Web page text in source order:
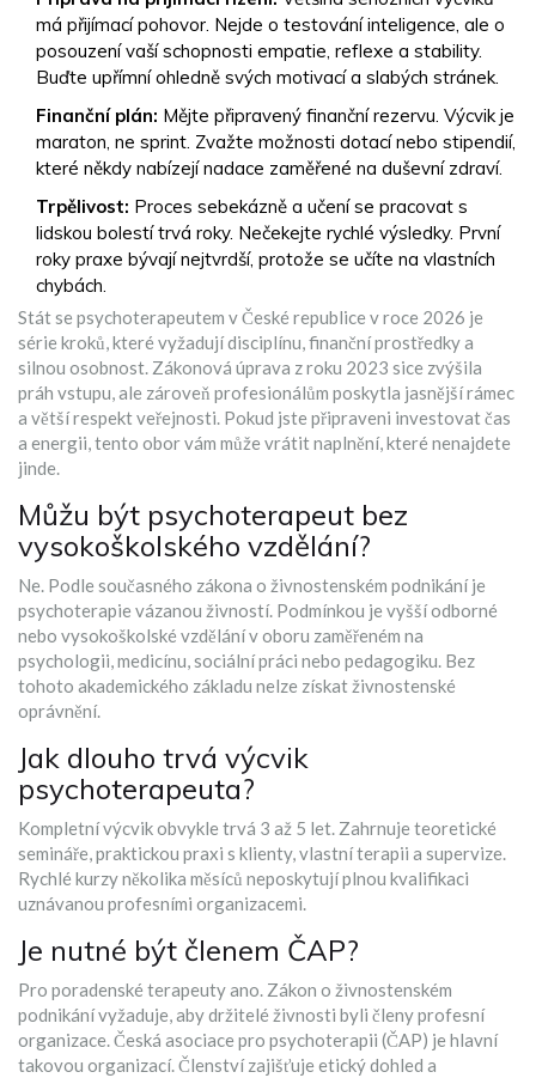
má přijímací pohovor. Nejde o testování inteligence, ale o
posouzení vaší schopnosti empatie, reflexe a stability.
Buďte upřímní ohledně svých motivací a slabých stránek.
Finanční plán: Mějte připravený finanční rezervu. Výcvik je
maraton, ne sprint. Zvažte možnosti dotací nebo stipendií,
které někdy nabízejí nadace zaměřené na duševní zdraví.
Trpělivost: Proces sebekázně a učení se pracovat s
lidskou bolestí trvá roky. Nečekejte rychlé výsledky. První
roky praxe bývají nejtvrdší, protože se učíte na vlastních
chybách.
Stát se psychoterapeutem v České republice v roce 2026 je
série kroků, které vyžadují disciplínu, finanční prostředky a
silnou osobnost. Zákonová úprava z roku 2023 sice zvýšila
práh vstupu, ale zároveň profesionálům poskytla jasnější rámec
a větší respekt veřejnosti. Pokud jste připraveni investovat čas
a energii, tento obor vám může vrátit naplnění, které nenajdete
jinde.
Můžu být psychoterapeut bez
vysokoškolského vzdělání?
Ne. Podle současného zákona o živnostenském podnikání je
psychoterapie vázanou živností. Podmínkou je vyšší odborné
nebo vysokoškolské vzdělání v oboru zaměřeném na
psychologii, medicínu, sociální práci nebo pedagogiku. Bez
tohoto akademického základu nelze získat živnostenské
oprávnění.
Jak dlouho trvá výcvik
psychoterapeuta?
Kompletní výcvik obvykle trvá 3 až 5 let. Zahrnuje teoretické
semináře, praktickou praxi s klienty, vlastní terapii a supervize.
Rychlé kurzy několika měsíců neposkytují plnou kvalifikaci
uznávanou profesními organizacemi.
Je nutné být členem ČAP?
Pro poradenské terapeuty ano. Zákon o živnostenském
podnikání vyžaduje, aby držitelé živnosti byli členy profesní
organizace. Česká asociace pro psychoterapii (ČAP) je hlavní
takovou organizací. Členství zajišťuje etický dohled a